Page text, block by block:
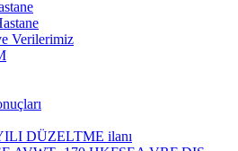
Verilerimiz
DÜZELTME ilanı